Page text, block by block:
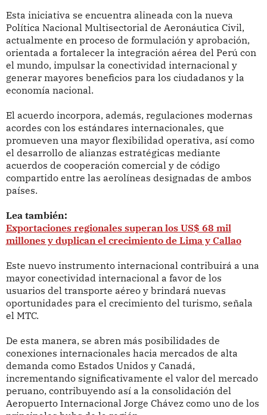
Esta iniciativa se encuentra alineada con la nueva
Política Nacional Multisectorial de Aeronáutica Civil,
actualmente en proceso de formulación y aprobación,
orientada a fortalecer la integración aérea del Perú con
el mundo, impulsar la conectividad internacional y
generar mayores beneficios para los ciudadanos y la
economía nacional.
El acuerdo incorpora, además, regulaciones modernas
acordes con los estándares internacionales, que
promueven una mayor flexibilidad operativa, así como
el desarrollo de alianzas estratégicas mediante
acuerdos de cooperación comercial y de código
compartido entre las aerolíneas designadas de ambos
países.
Lea también:
Exportaciones regionales superan los US$ 68 mil
millones y duplican el crecimiento de Lima y Callao
Este nuevo instrumento internacional contribuirá a una
mayor conectividad internacional a favor de los
usuarios del transporte aéreo y brindará nuevas
oportunidades para el crecimiento del turismo, señala
el MTC.
De esta manera, se abren más posibilidades de
conexiones internacionales hacia mercados de alta
demanda como Estados Unidos y Canadá,
incrementando significativamente el valor del mercado
peruano, contribuyendo así a la consolidación del
Aeropuerto Internacional Jorge Chávez como uno de los